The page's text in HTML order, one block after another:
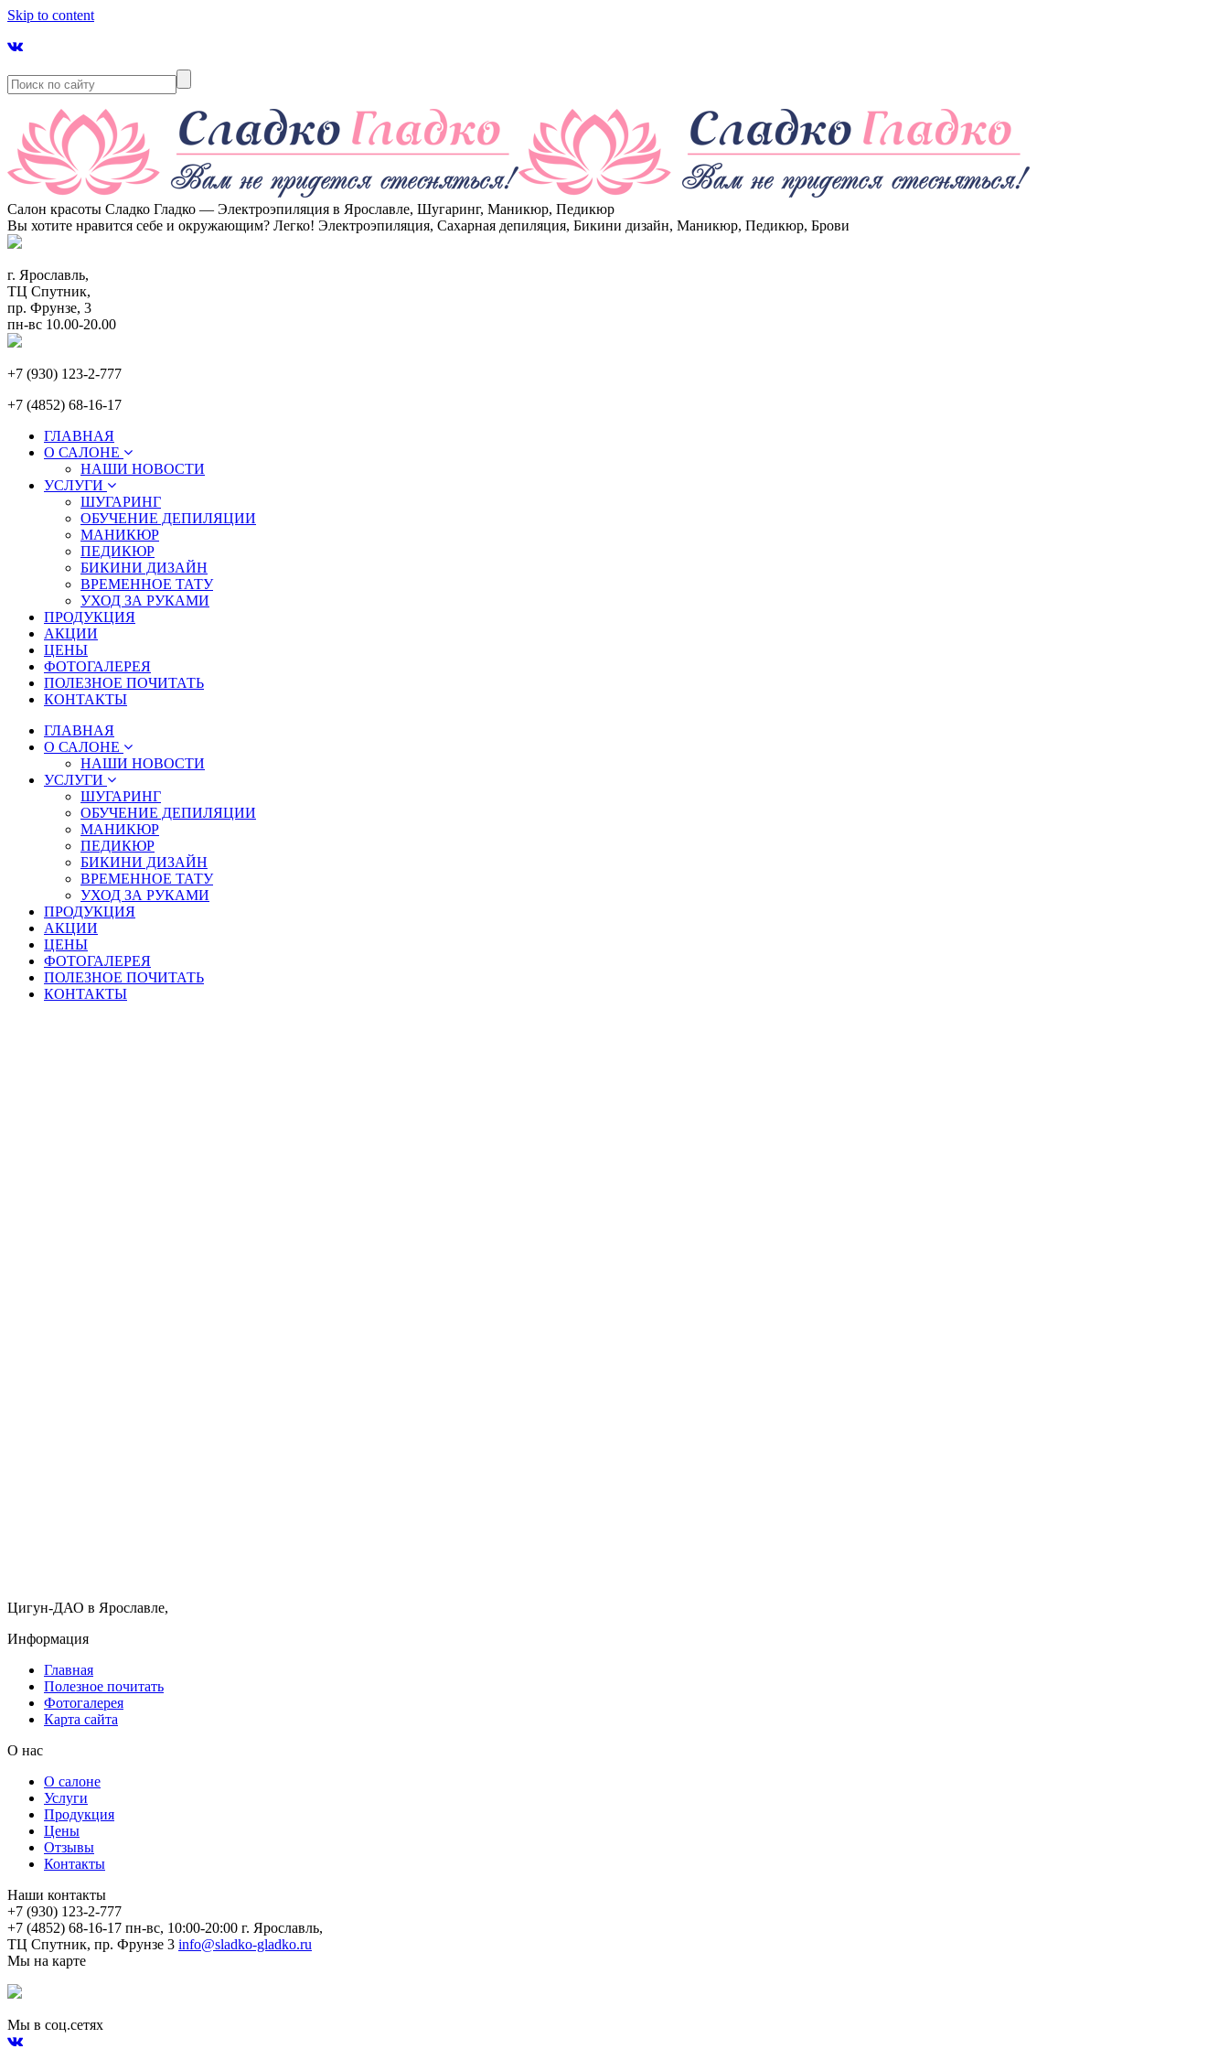
Skip to content
Салон красоты Сладко Гладко — Электроэпиляция в Ярославле, Шугаринг, Маникюр, Педикюр
Вы хотите нравится себе и окружающим? Легко! Электроэпиляция, Сахарная депиляция, Бикини дизайн, Маникюр, Педикюр, Брови
г. Ярославль,
ТЦ Спутник,
пр. Фрунзе, 3
пн-вс 10.00-20.00
+7 (930) 123-2-777
+7 (4852) 68-16-17
ГЛАВНАЯ
О САЛОНЕ
НАШИ НОВОСТИ
УСЛУГИ
ШУГАРИНГ
ОБУЧЕНИЕ ДЕПИЛЯЦИИ
МАНИКЮР
ПЕДИКЮР
БИКИНИ ДИЗАЙН
ВРЕМЕННОЕ ТАТУ
УХОД ЗА РУКАМИ
ПРОДУКЦИЯ
АКЦИИ
ЦЕНЫ
ФОТОГАЛЕРЕЯ
ПОЛЕЗНОЕ ПОЧИТАТЬ
КОНТАКТЫ
ГЛАВНАЯ
О САЛОНЕ
НАШИ НОВОСТИ
УСЛУГИ
ШУГАРИНГ
ОБУЧЕНИЕ ДЕПИЛЯЦИИ
МАНИКЮР
ПЕДИКЮР
БИКИНИ ДИЗАЙН
ВРЕМЕННОЕ ТАТУ
УХОД ЗА РУКАМИ
ПРОДУКЦИЯ
АКЦИИ
ЦЕНЫ
ФОТОГАЛЕРЕЯ
ПОЛЕЗНОЕ ПОЧИТАТЬ
КОНТАКТЫ
Цигун-ДАО в Ярославле,
Информация
Главная
Полезное почитать
Фотогалерея
Карта сайта
О нас
О салоне
Услуги
Продукция
Цены
Отзывы
Контакты
Наши контакты
+7 (930) 123-2-777
+7 (4852) 68-16-17 пн-вс, 10:00-20:00 г. Ярославль,
ТЦ Спутник, пр. Фрунзе 3 info@sladko-gladko.ru
Мы на карте
Мы в соц.сетях